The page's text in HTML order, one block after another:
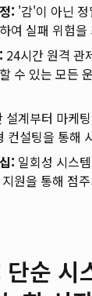
: '감'이 아닌
여 실패 위험
24시간 원격 관
수 있는 모든
설계부터 마케
컨설팅을 통해
: 일회성 시스
원을 통해 점
순 시